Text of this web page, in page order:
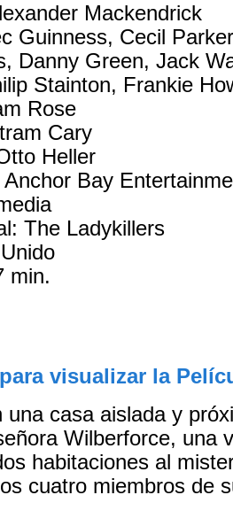
Mackendrick
Guinness, Cecil
Danny Green, Jack
Stainton, Frankie
Rose
Cary
Heller
Bay
The Ladykillers
min.
visualizar la
una casa aislada y
Wilberforce, una
habitaciones al
cuatro miembros de